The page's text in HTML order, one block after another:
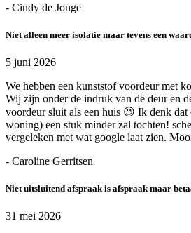
- Cindy de Jonge
Niet alleen meer isolatie maar tevens een
5 juni 2026
We hebben een kunststof voordeur met
Wij zijn onder de indruk van de deur en
voordeur sluit als een huis 😉 Ik denk dat
woning) een stuk minder zal tochten!
vergeleken met wat google laat zien.
- Caroline Gerritsen
Niet uitsluitend afspraak is afspraak maar
31 mei 2026